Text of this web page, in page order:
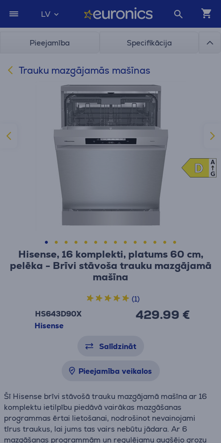
LV
Pieejamība Specifikācija
Trauku mazgājamās mašīnas
Hisense, 16 komplekti, platums 60 cm,
pelēka - Brīvi stāvoša trauku mazgājamā
mašīna
HS643D90X
Hisense
429.99 €
(1)
Salīdzināt
Pieejamība veikalos
Šī Hisense brīvi stāvošā trauku mazgājamā mašīna ar 16
komplektu ietilpību piedāvā vairākas mazgāšanas
programmas ērtai lietošanai, nodrošinot nevainojami
tīrus traukus, lai jums tas vairs nebūtu jādara. Ar 6
mazgāšanas programmām un regulējamu augšējo grozu
D
D
A
G